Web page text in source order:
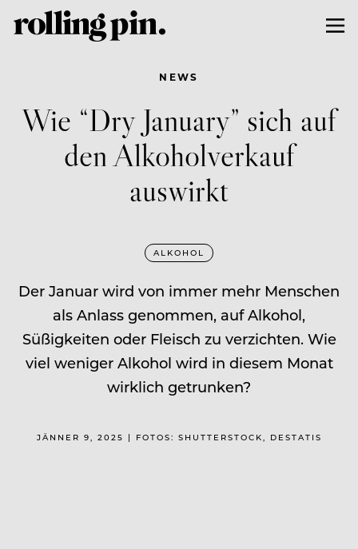
NEWS
Wie “Dry January” sich auf
den Alkoholverkauf
auswirkt
ALKOHOL
Der Januar wird von immer mehr Menschen
als Anlass genommen, auf Alkohol,
Süßigkeiten oder Fleisch zu verzichten. Wie
viel weniger Alkohol wird in diesem Monat
wirklich getrunken?
JÄNNER 9, 2025 | FOTOS: SHUTTERSTOCK, DESTATIS